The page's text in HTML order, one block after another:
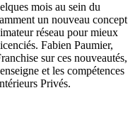
mois au sein du
un nouveau concept
réseau pour mieux
Fabien Paumier,
sur ces nouveautés,
et les compétences
Privés.